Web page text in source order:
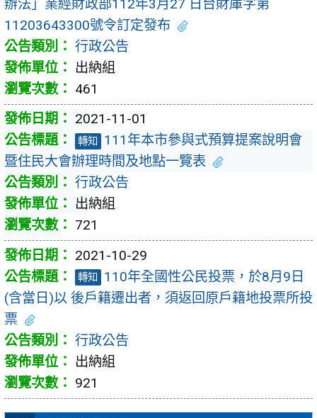
辦法」業經財政部112年3月27 日台財庫字第
11203643300號令訂定發布
行政公告
出納組
461
2021-11-01
轉知
111年本市參與式預算提案說明會
暨住民大會辦理時間及地點一覽表
行政公告
出納組
721
2021-10-29
轉知
110年全國性公民投票，於8月9日
(含當日)以 後戶籍遷出者，須返回原戶籍地投票所投
票
行政公告
出納組
921